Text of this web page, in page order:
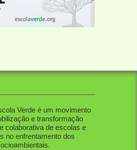
Verde é um movimento
e transformação
colaborativa de escolas e
no enfrentamento dos